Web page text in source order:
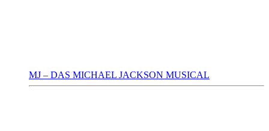
MJ – DAS MICHAEL JACKSON MUSICAL